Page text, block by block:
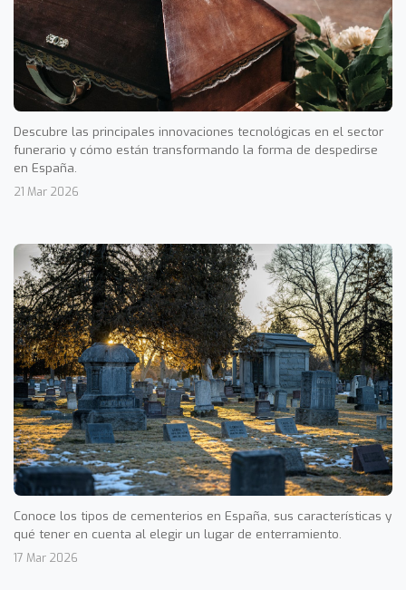
Descubre las principales innovaciones tecnológicas en el sector
funerario y cómo están transformando la forma de despedirse
en España.
21 Mar 2026
Conoce los tipos de cementerios en España, sus características y
qué tener en cuenta al elegir un lugar de enterramiento.
17 Mar 2026